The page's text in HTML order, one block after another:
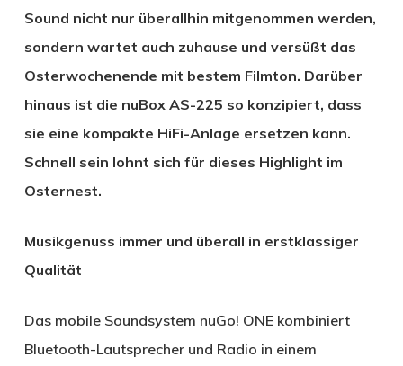
Sound nicht nur überallhin mitgenommen werden,
sondern wartet auch zuhause und versüßt das
Osterwochenende mit bestem Filmton. Darüber
hinaus ist die nuBox AS-225 so konzipiert, dass
sie eine kompakte HiFi-Anlage ersetzen kann.
Schnell sein lohnt sich für dieses Highlight im
Osternest.
Musikgenuss immer und überall in erstklassiger
Qualität
Das mobile Soundsystem nuGo! ONE kombiniert
Bluetooth-Lautsprecher und Radio in einem